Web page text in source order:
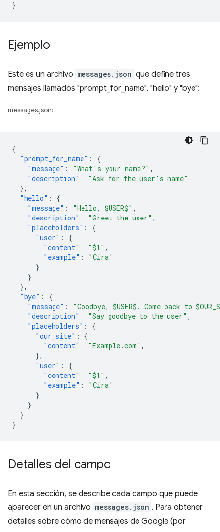
}
Ejemplo
Este es un archivo messages.json que define tres
mensajes llamados "prompt_for_name", "hello" y "bye":
messages.json:
{
"prompt_for_name" :
{
"message" : "What's your name?" ,
"description" :
"Ask for the user's name"
},
"hello" :
{
"message" : "Hello, $USER$" ,
"description" : "Greet the user" ,
"placeholders" :
{
"user" :
{
"content" : "$1" ,
"example" :
"Cira"
}
}
},
"bye" :
{
"message" :
"Goodbye, $USER$. Come back to
"description" : "Say goodbye to the user" ,
"placeholders" :
{
"our_site" :
{
"content" : "Example.com" ,
},
"user" :
{
"content" : "$1" ,
"example" :
"Cira"
}
}
}
}
Detalles del campo
En esta sección, se describe cada campo que puede
aparecer en un archivo messages.json . Para obtener
detalles sobre cómo de mensajes de Google (por